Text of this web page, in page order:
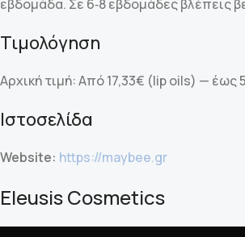
εβδομάδα. Σε 6‑8 εβδομάδες βλέπεις
Τιμολόγηση
Αρχική τιμή: Από 17,33€ (lip oils) —
Ιστοσελίδα
Website: https://maybee.gr
Eleusis Cosmetics